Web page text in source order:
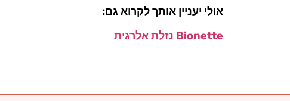
אולי יעניין אותך לקרוא גם:
Bionette נזלת אלרגית